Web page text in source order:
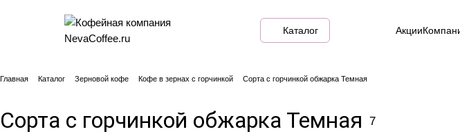
Каталог Акции
Главная Каталог Зерновой кофе Кофе в зернах с горчинкой Сорта с горчинкой обжарка Темная
Сорта с горчинкой обжарка Темная 7